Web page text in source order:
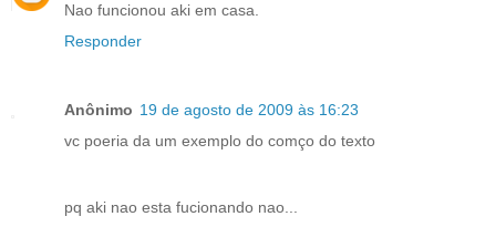
Nao funcionou aki em casa.
Responder
Anônimo 19 de agosto de 2009 às 16:23
vc poeria da um exemplo do comço do texto
pq aki nao esta fucionando nao...